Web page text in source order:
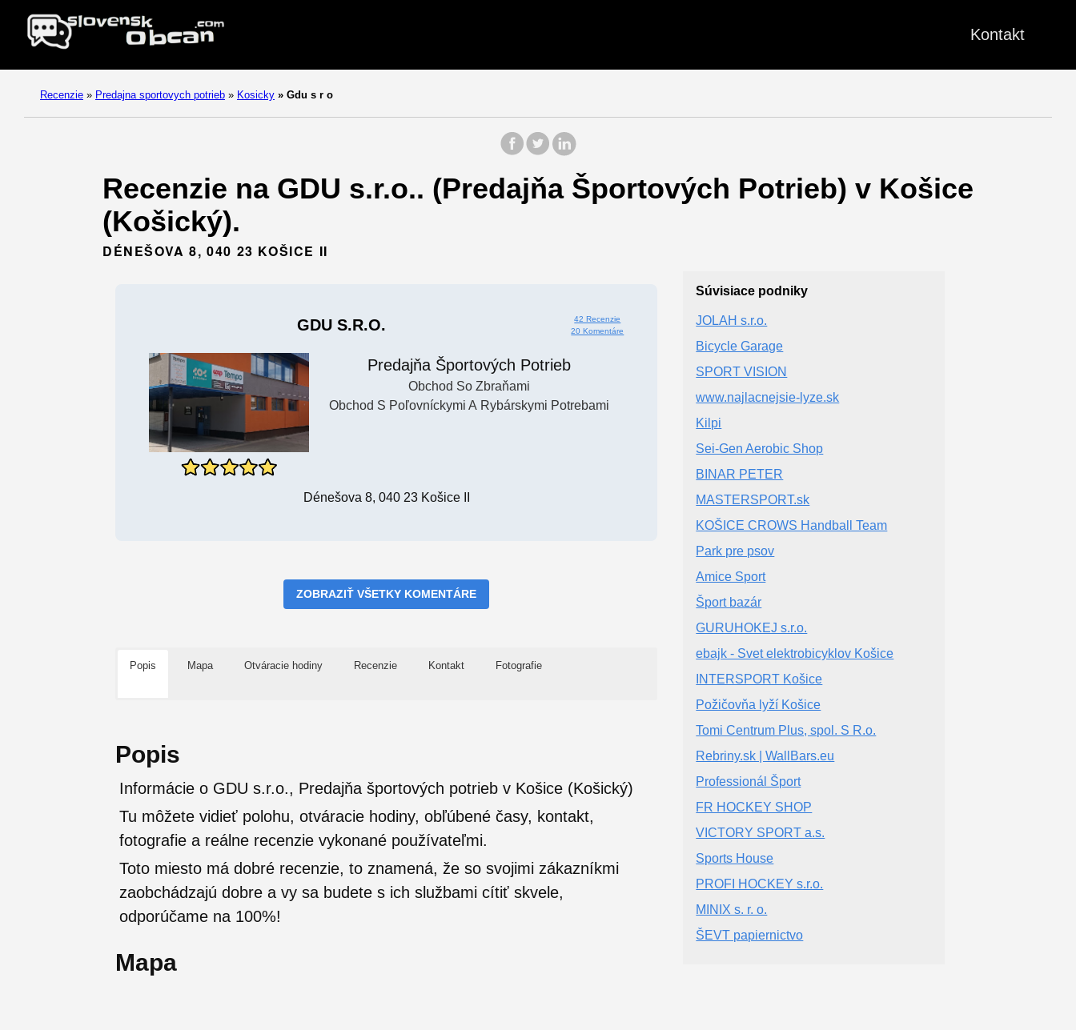
Kontakt
Recenzie » Predajna sportovych potrieb » Kosicky » Gdu s r o
Recenzie na GDU s.r.o.. (Predajňa Športových Potrieb) v Košice
(Košický).
DÉNEŠOVA 8, 040 23 KOŠICE II
GDU S.r.o.
42 Recenzie
20 Komentáre
Predajňa Športových Potrieb
Obchod So Zbraňami
Obchod S Poľovníckymi A Rybárskymi Potrebami
Dénešova 8, 040 23 Košice II
ZOBRAZIŤ VŠETKY KOMENTÁRE
Popis Mapa Otváracie hodiny Recenzie Kontakt Fotografie
Popis
Informácie o GDU s.r.o., Predajňa športových potrieb v Košice (Košický)
Tu môžete vidieť polohu, otváracie hodiny, obľúbené časy, kontakt,
fotografie a reálne recenzie vykonané používateľmi.
Toto miesto má dobré recenzie, to znamená, že so svojimi zákazníkmi
zaobchádzajú dobre a vy sa budete s ich službami cítiť skvele,
odporúčame na 100%!
Mapa
Súvisiace podniky
JOLAH s.r.o.
Bicycle Garage
SPORT VISION
www.najlacnejsie-lyze.sk
Kilpi
Sei-Gen Aerobic Shop
BINAR PETER
MASTERSPORT.sk
KOŠICE CROWS Handball Team
Park pre psov
Amice Sport
Šport bazár
GURUHOKEJ s.r.o.
ebajk - Svet elektrobicyklov Košice
INTERSPORT Košice
Požičovňa lyží Košice
Tomi Centrum Plus, spol. S R.o.
Rebriny.sk | WallBars.eu
Professionál Šport
FR HOCKEY SHOP
VICTORY SPORT a.s.
Sports House
PROFI HOCKEY s.r.o.
MINIX s. r. o.
ŠEVT papiernictvo